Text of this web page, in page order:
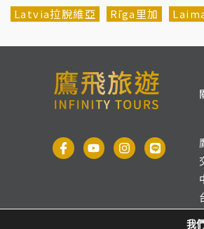
Latvia拉脫維亞
Rīga里加
我